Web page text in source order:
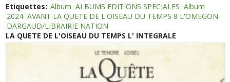
Etiquettes: Album ALBUMS EDITIONS SPECIALES Album
2024 AVANT LA QUETE DE L'OISEAU DU TEMPS 8 L'OMEGON
DARGAUD/LIBRAIRIE NATION
LA QUETE DE L'OISEAU DU TEMPS L' INTEGRALE